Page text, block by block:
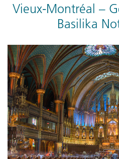
Vieux-Montréal –
Basilika